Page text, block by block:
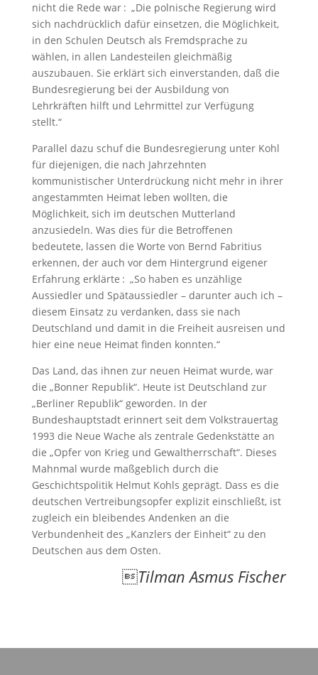
nicht die Rede war : „Die polnische Regierung wird
sich nachdrücklich dafür einsetzen, die Möglichkeit,
in den Schulen Deutsch als Fremdsprache zu
wählen, in allen Landesteilen gleichmäßig
auszubauen. Sie erklärt sich einverstanden, daß die
Bundesregierung bei der Ausbildung von
Lehrkräften hilft und Lehrmittel zur Verfügung
stellt.“
Parallel dazu schuf die Bundesregierung unter Kohl
für diejenigen, die nach Jahrzehnten
kommunistischer Unterdrückung nicht mehr in ihrer
angestammten Heimat leben wollten, die
Möglichkeit, sich im deutschen Mutterland
anzusiedeln. Was dies für die Betroffenen
bedeutete, lassen die Worte von Bernd Fabritius
erkennen, der auch vor dem Hintergrund ­eigener
Erfahrung erklärte : „So haben es unzählige
Aussiedler und Spätaussiedler – darunter auch ich –
diesem Einsatz zu verdanken, dass sie nach
Deutschland und damit in die Freiheit ausreisen und
hier eine neue Heimat finden konnten.“
Das Land, das ihnen zur neuen Heimat wurde, war
die „Bonner Republik“. Heute ist Deutschland zur
„Berliner Republik“ geworden. In der
Bundeshauptstadt erinnert seit dem Volkstrauertag
1993 die Neue Wache als zentrale Gedenkstätte an
die „Opfer von Krieg und Gewaltherrschaft“. Dieses
Mahnmal wurde maßgeblich durch die
Geschichtspolitik Helmut Kohls geprägt. Dass es die
deutschen Vertreibungsopfer explizit einschließt, ist
zugleich ein bleibendes Andenken an die
Verbundenheit des „Kanzlers der Einheit“ zu den
Deutschen aus dem Osten.
Tilman Asmus Fischer